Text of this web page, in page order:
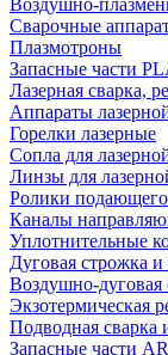
Воздушно-
Сварочные
Плазмотроны
Запасные части
Лазерная сварка,
Аппараты
Горелки лазерные
Сопла для
Линзы для
Ролики подающего
Каналы
Уплотнительные
Дуговая строжка и
Воздушно-дуговая
Экзотермическая
Подводная сварка
Запасные части